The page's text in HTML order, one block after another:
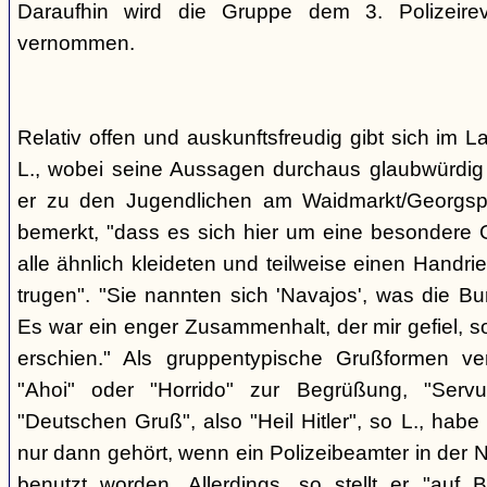
Daraufhin wird die Gruppe dem 3.
vernommen.
Relativ offen und auskunftsfreudig gibt sich im
L., wobei seine Aussagen durchaus
er zu den Jugendlichen am Waidmarkt/
bemerkt, "dass es sich hier um eine besondere
alle ähnlich kleideten und teilweise einen
trugen". "Sie nannten sich 'Navajos', was die
Es war ein enger Zusammenhalt, der mir gefiel,
erschien." Als gruppentypische Grußformen
"Ahoi" oder "Horrido" zur Begrüßung,
"Deutschen Gruß", also "Heil Hitler", so L.,
nur dann gehört, wenn ein Polizeibeamter in der